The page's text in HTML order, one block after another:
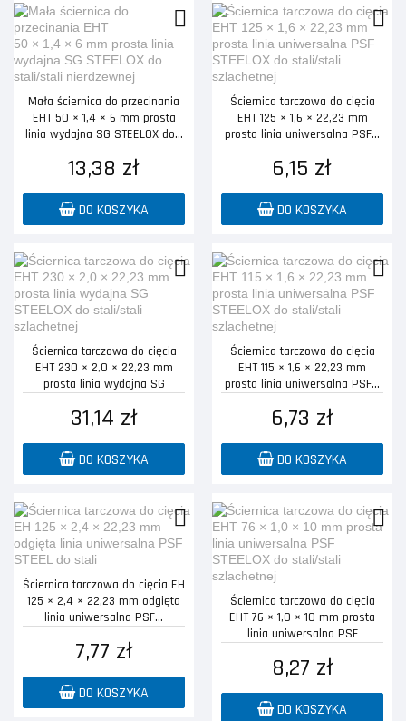
Mała ściernica do przecinania
EHT 50 × 1,4 × 6 mm prosta
linia wydajna SG STEELOX do...
13,38 zł
DO KOSZYKA
Ściernica tarczowa do cięcia
EHT 125 × 1,6 × 22,23 mm
prosta linia uniwersalna PSF...
6,15 zł
DO KOSZYKA
Ściernica tarczowa do cięcia
EHT 230 × 2,0 × 22,23 mm
prosta linia wydajna SG
31,14 zł
DO KOSZYKA
Ściernica tarczowa do cięcia
EHT 115 × 1,6 × 22,23 mm
prosta linia uniwersalna PSF...
6,73 zł
DO KOSZYKA
Ściernica tarczowa do cięcia EH
125 × 2,4 × 22,23 mm odgięta
linia uniwersalna PSF...
7,77 zł
DO KOSZYKA
Ściernica tarczowa do cięcia
EHT 76 × 1,0 × 10 mm prosta
linia uniwersalna PSF
8,27 zł
DO KOSZYKA